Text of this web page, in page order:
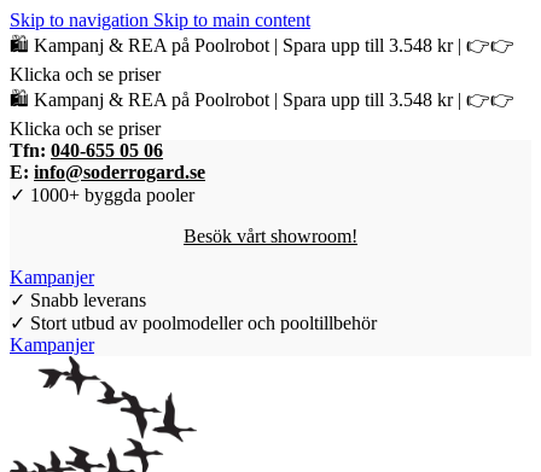
Skip to navigation Skip to main content
🛍️ Kampanj & REA på Poolrobot | Spara upp till 3.548 kr | 👉👉
Klicka och se priser
🛍️ Kampanj & REA på Poolrobot | Spara upp till 3.548 kr | 👉👉
Klicka och se priser
Tfn: 040-655 05 06
E: info@soderrogard.se
✓ 1000+ byggda pooler
Besök vårt showroom!
Kampanjer
✓ Snabb leverans
✓ Stort utbud av poolmodeller och pooltillbehör
Kampanjer